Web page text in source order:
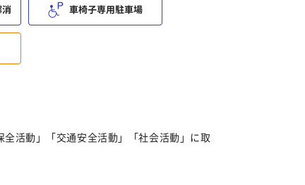
活動」「交通安全活動」「社会活動」に取